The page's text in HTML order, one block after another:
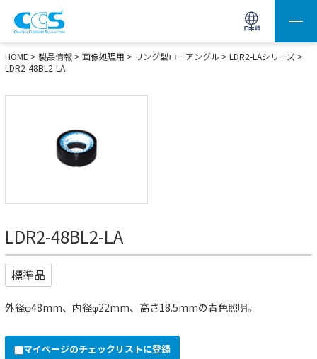
日本語
画像処理用の製品検索 サイト内検索(Enterで実行)
HOME > 製品情報 > 画像処理用 > リング型ローアングル > LDR2-LAシリーズ >
LDR2-48BL2-LA
LDR2-48BL2-LA
標準品
外径φ48mm、内径φ22mm、高さ18.5mmの青色照明。
マイページのチェックリストに登録